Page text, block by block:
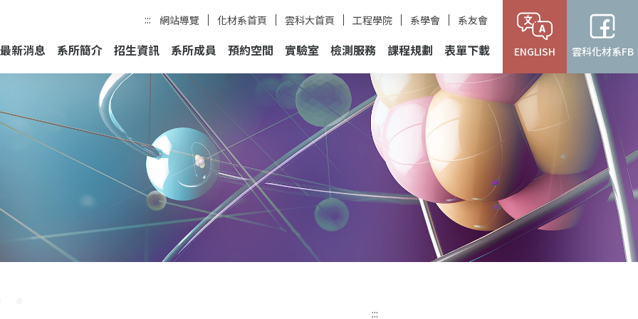
::: 網站導覽 化材系首頁 雲科大首頁 工程學院 系學會 系友會
最新消息 系所簡介 招生資訊 系所成員 預約空間 實驗室 檢測服務 課程規劃 表單下載 ENGLISH 雲科化材系FB
:::